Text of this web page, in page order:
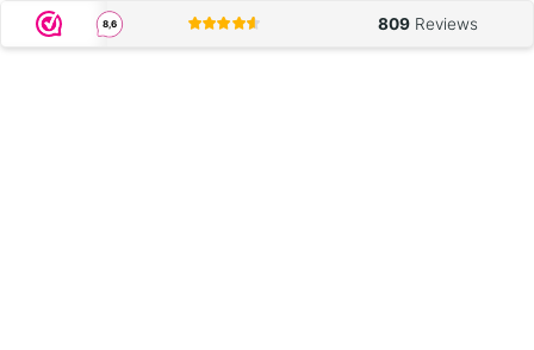
8,6 809 Reviews